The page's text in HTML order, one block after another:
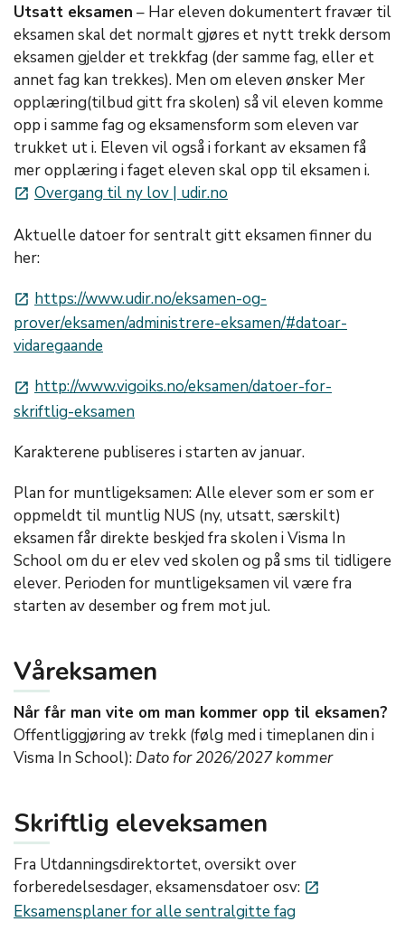
Utsatt eksamen – Har eleven dokumentert fravær til
eksamen skal det normalt gjøres et nytt trekk dersom
eksamen gjelder et trekkfag (der samme fag, eller et
annet fag kan trekkes). Men om eleven ønsker Mer
opplæring(tilbud gitt fra skolen) så vil eleven komme
opp i samme fag og eksamensform som eleven var
trukket ut i. Eleven vil også i forkant av eksamen få
mer opplæring i faget eleven skal opp til eksamen i.
launch Overgang til ny lov | udir.no
Aktuelle datoer for sentralt gitt eksamen finner du
her:
launch https://www.udir.no/eksamen-og-
prover/eksamen/administrere-eksamen/#datoar-
vidaregaande
launch http://www.vigoiks.no/eksamen/datoer-for-
skriftlig-eksamen
Karakterene publiseres i starten av januar.
Plan for muntligeksamen: Alle elever som er som er
oppmeldt til muntlig NUS (ny, utsatt, særskilt)
eksamen får direkte beskjed fra skolen i Visma In
School om du er elev ved skolen og på sms til tidligere
elever. Perioden for muntligeksamen vil være fra
starten av desember og frem mot jul.
Våreksamen
Når får man vite om man kommer opp til eksamen?
Offentliggjøring av trekk (følg med i timeplanen din i
Visma In School): Dato for 2026/2027 kommer
Skriftlig eleveksamen
Fra Utdanningsdirektortet, oversikt over
forberedelsesdager, eksamensdatoer osv: launch
Eksamensplaner for alle sentralgitte fag